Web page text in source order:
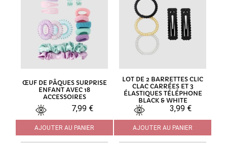
ŒUF DE PÂQUES SURPRISE
ENFANT AVEC 18
ACCESSOIRES
7,99 €
AJOUTER AU PANIER
LOT DE 2 BARRETTES CLIC
CLAC CARRÉES ET 3
ÉLASTIQUES TÉLÉPHONE
BLACK & WHITE
3,99 €
AJOUTER AU PANIER